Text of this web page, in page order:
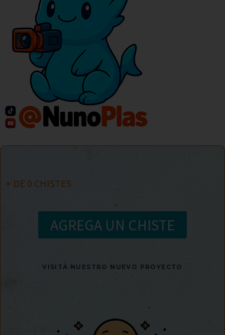
+ DE 0 CHISTES
AGREGA UN CHISTE
VISITA NUESTRO NUEVO PROYECTO